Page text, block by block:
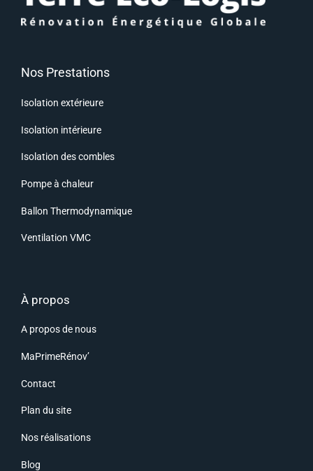
Nos Prestations
Isolation extérieure
Isolation intérieure
Isolation des combles
Pompe à chaleur
Ballon Thermodynamique
Ventilation VMC
À propos
A propos de nous
MaPrimeRénov’
Contact
Plan du site
Nos réalisations
Blog